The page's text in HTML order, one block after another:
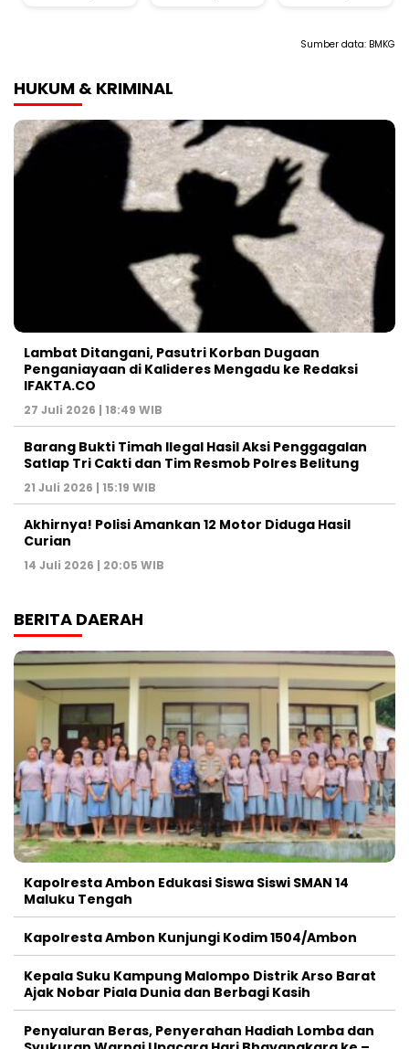
Sumber data: BMKG
HUKUM & KRIMINAL
Lambat Ditangani, Pasutri Korban Dugaan
Penganiayaan di Kalideres Mengadu ke Redaksi
IFAKTA.CO
27 Juli 2026 | 18:49 WIB
Barang Bukti Timah Ilegal Hasil Aksi Penggagalan
Satlap Tri Cakti dan Tim Resmob Polres Belitung
21 Juli 2026 | 15:19 WIB
Akhirnya! Polisi Amankan 12 Motor Diduga Hasil
Curian
14 Juli 2026 | 20:05 WIB
BERITA DAERAH
Kapolresta Ambon Edukasi Siswa Siswi SMAN 14
Maluku Tengah
Kapolresta Ambon Kunjungi Kodim 1504/Ambon
Kepala Suku Kampung Malompo Distrik Arso Barat
Ajak Nobar Piala Dunia dan Berbagi Kasih
Penyaluran Beras, Penyerahan Hadiah Lomba dan